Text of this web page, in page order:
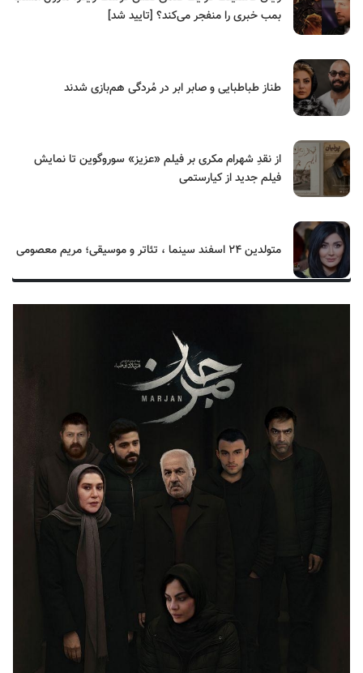
بمب خبری را منفجر می‌کند؟ [تایید شد]
طناز طباطبایی و صابر ابر در مُردگی هم‌بازی شدند
از نقدِ شهرام مکری بر فیلم «عزیز» سوروگوین تا نمایش
فیلم جدید از کیارستمی
متولدین ۲۴ اسفند سینما ، تئاتر و موسیقی؛ مریم معصومی